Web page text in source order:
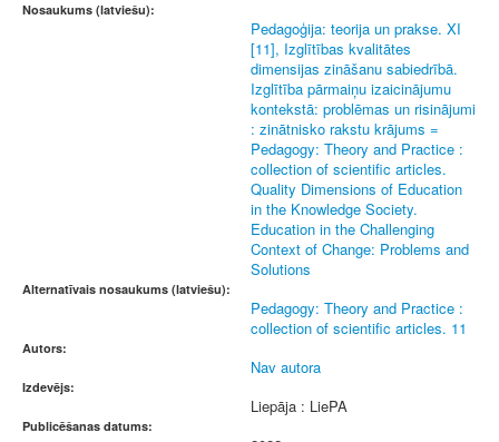
Nosaukums (latviešu):
Pedagoģija: teorija un prakse. XI
[11], Izglītības kvalitātes
dimensijas zināšanu sabiedrībā.
Izglītība pārmaiņu izaicinājumu
kontekstā: problēmas un risinājumi
: zinātnisko rakstu krājums =
Pedagogy: Theory and Practice :
collection of scientific articles.
Quality Dimensions of Education
in the Knowledge Society.
Education in the Challenging
Context of Change: Problems and
Solutions
Alternatīvais nosaukums (latviešu):
Pedagogy: Theory and Practice :
collection of scientific articles. 11
Autors:
Nav autora
Izdevējs:
Liepāja : LiePA
Publicēšanas datums: